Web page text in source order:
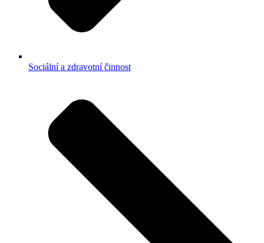
Sociální a zdravotní činnost